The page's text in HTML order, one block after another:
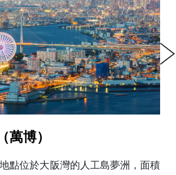
和歌山城
和歌山城是日本100名城之一，與
Next